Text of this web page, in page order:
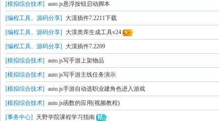
[模拟综合技术] auto.js悬浮按钮启动脚本
[编程工具、源码分享] 大漠插件7.2211下载
[编程工具、源码分享] 大漠类库生成工具v24
[编程工具、源码分享] 大漠插件7.2209
[模拟综合技术] auto.js写手游上架物品
[模拟综合技术] auto.js写手游主线任务演示
[模拟综合技术] auto.js手游自动选职业建角色进入游戏
[模拟综合技术] auto.js函数的应用(视频教程)
[事务中心] 天野学院课程学习指南